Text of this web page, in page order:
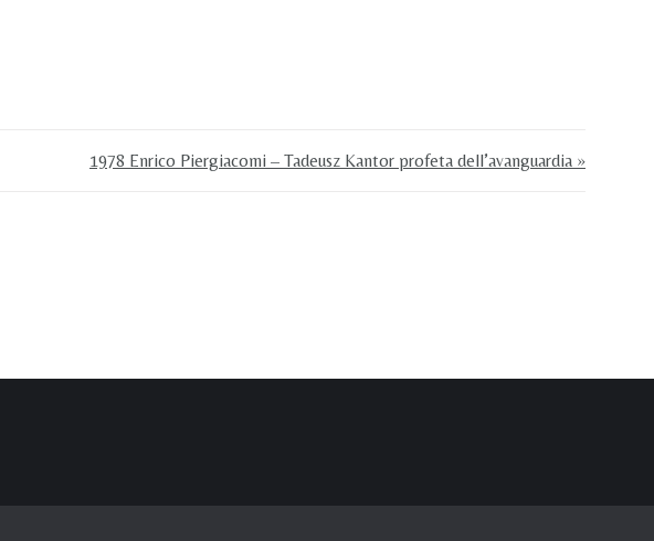
1978 Enrico Piergiacomi – Tadeusz Kantor profeta dell’avanguardia »